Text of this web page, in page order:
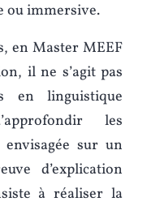
ou immersive.
en Master MEEF
il ne s’agit pas
en linguistique
les
sur un
d’explication
à réaliser la